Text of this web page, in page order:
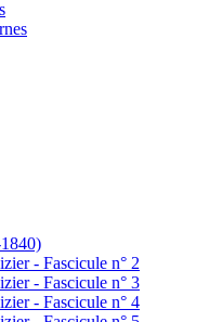
- Fascicule n° 2
- Fascicule n° 3
- Fascicule n° 4